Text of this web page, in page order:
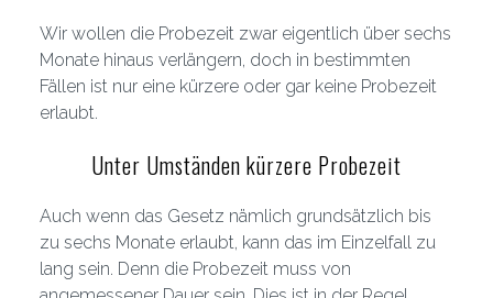
Wir wollen die Probezeit zwar eigentlich über sechs
Monate hinaus verlängern, doch in bestimmten
Fällen ist nur eine kürzere oder gar keine Probezeit
erlaubt.
Unter Umständen kürzere Probezeit
Auch wenn das Gesetz nämlich grundsätzlich bis
zu sechs Monate erlaubt, kann das im Einzelfall zu
lang sein. Denn die Probezeit muss von